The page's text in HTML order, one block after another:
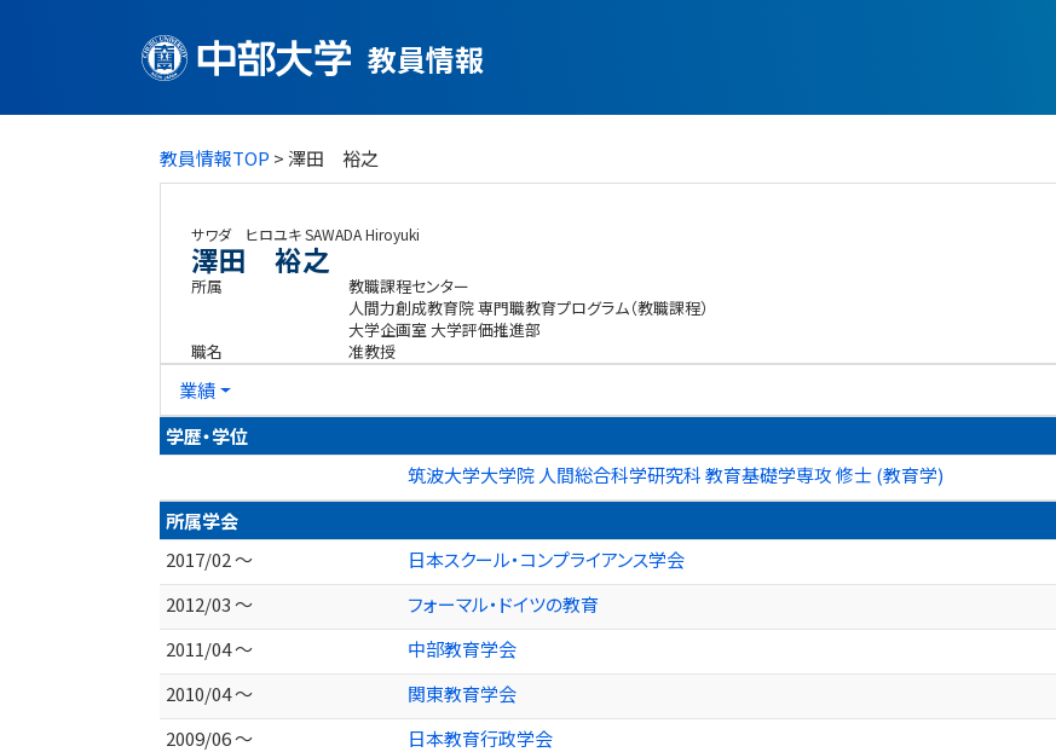
教員情報
教員情報TOP > 澤田 裕之
サワダ ヒロユキSAWADA Hiroyuki
澤田 裕之
所属
教職課程センター
人間力創成教育院 専門職教育プログラム（教職課程）
大学企画室 大学評価推進部
職名
准教授
業績
学歴・学位
筑波大学大学院 人間総合科学研究科 教育基礎学専攻 修士 (教育学)
所属学会
2017/02 ～
日本スクール・コンプライアンス学会
2012/03 ～
フォーマル・ドイツの教育
2011/04 ～
中部教育学会
2010/04 ～
関東教育学会
2009/06 ～
日本教育行政学会